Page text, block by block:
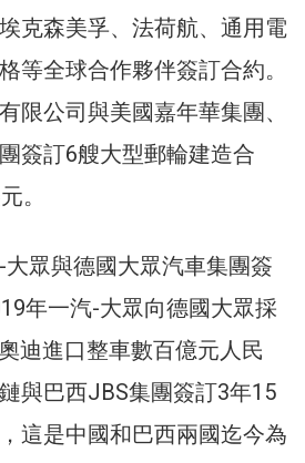
克森美孚、法荷航、通用電
等全球合作夥伴簽訂合約。
限公司與美國嘉年華集團、
簽訂6艘大型郵輪建造合
。
眾與德國大眾汽車集團簽
年一汽-大眾向德國大眾採
迪進口整車數百億元人民
與巴西JBS集團簽訂3年15
這是中國和巴西兩國迄今為